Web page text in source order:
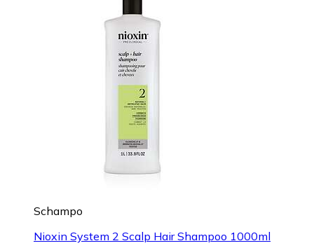
Schampo
Nioxin System 2 Scalp Hair Shampoo 1000ml